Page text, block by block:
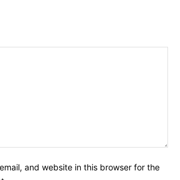
and website in this browser for the